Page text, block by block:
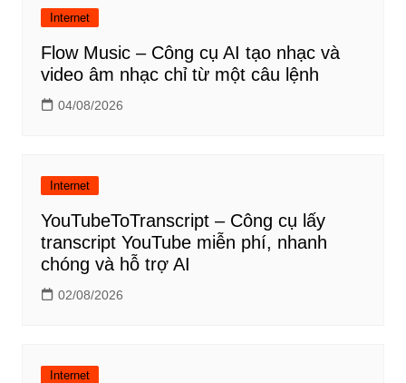
Internet
Flow Music – Công cụ AI tạo nhạc và
video âm nhạc chỉ từ một câu lệnh
04/08/2026
Internet
YouTubeToTranscript – Công cụ lấy
transcript YouTube miễn phí, nhanh
chóng và hỗ trợ AI
02/08/2026
Internet